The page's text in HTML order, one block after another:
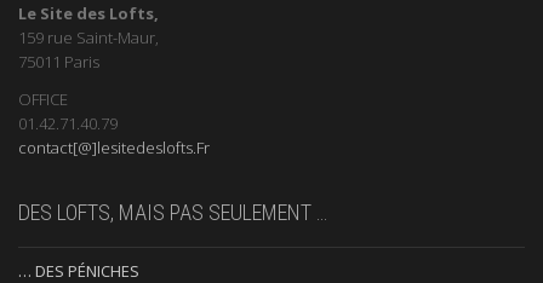
Le Site des Lofts,
159 rue Saint-Maur,
75011 Paris
OFFICE
01.42.71.40.79
contact[@]lesitedeslofts.Fr
DES LOFTS, MAIS PAS SEULEMENT …
… DES PÉNICHES